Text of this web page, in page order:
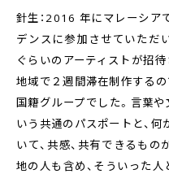
針生：2016 年にマレーシア
デンスに参加させていただ
ぐらいのアーティストが招
地域で２週間滞在制作する
国籍グループでした。言葉
いう共通のパスポートと、
いて、共感、共有できるも
地の人も含め、そういった